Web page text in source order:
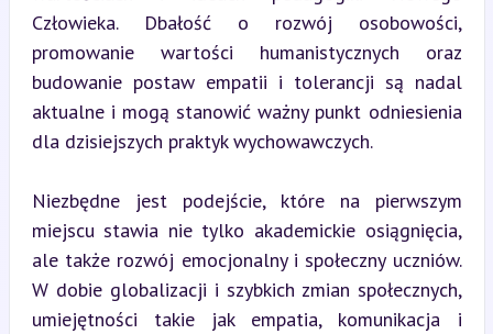
Człowieka. Dbałość o rozwój osobowości,
promowanie wartości humanistycznych oraz
budowanie postaw empatii i tolerancji są nadal
aktualne i mogą stanowić ważny punkt odniesienia
dla dzisiejszych praktyk wychowawczych.
Niezbędne jest podejście, które na pierwszym
miejscu stawia nie tylko akademickie osiągnięcia,
ale także rozwój emocjonalny i społeczny uczniów.
W dobie globalizacji i szybkich zmian społecznych,
umiejętności takie jak empatia, komunikacja i